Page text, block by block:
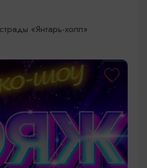
«Янтарь-холл»